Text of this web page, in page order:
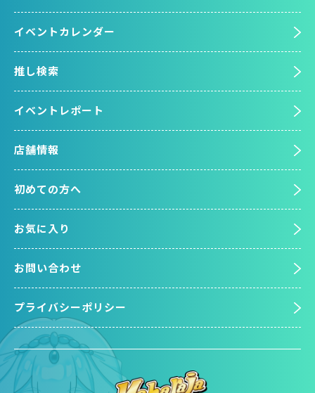
イベントカレンダー
推し検索
イベントレポート
店舗情報
初めての方へ
お気に入り
お問い合わせ
プライバシーポリシー